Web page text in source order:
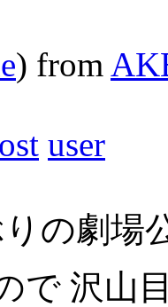
) from
user
の劇場
で 沢山